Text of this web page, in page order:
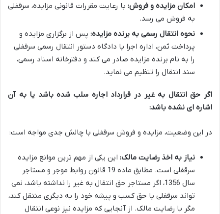
امکان مزایده و فروش: با رعایت مقررات قانونی مزایده، سرقفلی
به فروش می رسد.
نحوه انتقال رسمی به برنده مزایده: پس از برگزاری مزایده و
پرداخت ثمن، اداره اجرا یا دادگاه دستور انتقال رسمی سرقفلی
را به نام برنده مزایده صادر می کند و دفترخانه اسناد رسمی،
سند انتقال را تنظیم می نماید.
اگر حق انتقال به غیر در قرارداد اجاره سلب شده باشد یا به آن
اشاره ای نشده باشد:
در این وضعیت، مزایده و فروش سرقفلی با چالش جدی مواجه است:
نیاز به اخذ رضایت مالک: این یکی از مهم ترین موانع مزایده
سرقفلی است. مطابق ماده 19 قانون روابط موجر و مستاجر
سال 1356، اگر مستاجر حق انتقال به غیر را نداشته باشد، نمی
تواند سرقفلی یا حق کسب و پیشه خود را به دیگری منتقل کند،
مگر با رضایت مالک. از آنجایی که مزایده نیز نوعی انتقال